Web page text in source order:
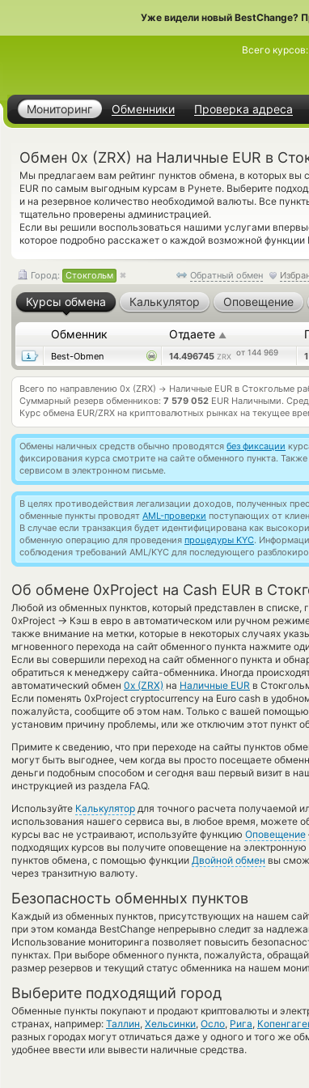
Уже видели новый BestChange?
Мониторинг Обменники Проверка адреса
Всего курсов:
Обмен 0x (ZRX) на Наличные EUR в
Мы предлагаем вам рейтинг пунктов обмена, в которых вы
EUR по самым выгодным курсам в Рунете. Выберите
и на резервное количество необходимой валюты. Все
тщательно проверены администрацией.
Если вы решили воспользоваться нашими услугами
которое подробно расскажет о каждой возможной функции
Обратный обмен
Город: Стокгольм
Курсы обмена Калькулятор Оповещение
Обменник Отдаете ▲
Best-Obmen 14.496745 ZRX от 144 969 1
Всего по направлению 0x (ZRX) → Наличные EUR в Стокгольме
Суммарный резерв обменников: 7 579 052 EUR Наличными.
Курс обмена EUR/ZRX на криптовалютных рынках на текущее
Обмены наличных средств обычно проводятся без фиксации
фиксирования курса смотрите на сайте обменного пункта.
сервисом в электронном письме.
В целях противодействия легализации доходов, полученных
обменные пункты проводят AML-проверки поступающих от
В случае если транзакция будет идентифицирована как
обменную операцию для проведения процедуры KYC.
соблюдения требований AML/KYC для последующего
Об обмене 0xProject на Cash EUR в
Любой из обменных пунктов, который представлен в списке,
0xProject → Кэш в евро в автоматическом или ручном
также внимание на метки, которые в некоторых случаях
мгновенного перехода на сайт обменного пункта нажмите
Если вы совершили переход на сайт обменного пункта и
обратиться к менеджеру сайта-обменника. Иногда
автоматический обмен 0x (ZRX) на Наличные EUR в
Если поменять 0xProject cryptocurrency на Euro cash в
пожалуйста, сообщите об этом нам. Только с вашей
установим причину проблемы, или же отключим этот пункт
Примите к сведению, что при переходе на сайты пунктов
могут быть выгоднее, чем когда вы просто посещаете
деньги подобным способом и сегодня ваш первый визит в
инструкцией из раздела FAQ.
Используйте Калькулятор для точного расчета получаемой
использования нашего сервиса вы, в любое время, можете
курсы вас не устраивают, используйте функцию Оповещение
подходящих курсов вы получите оповещение на
пунктов обмена, с помощью функции Двойной обмен вы
через транзитную валюту.
Безопасность обменных пунктов
Каждый из обменных пунктов, присутствующих на нашем
при этом команда BestChange непрерывно следит за
Использование мониторинга позволяет повысить
пунктах. При выборе обменного пункта, пожалуйста,
размер резервов и текущий статус обменника на нашем
Выберите подходящий город
Обменные пункты покупают и продают криптовалюты и
странах, например: Таллин, Хельсинки, Осло, Рига,
разных городах могут отличаться даже у одного и того же
удобнее ввести или вывести наличные средства.